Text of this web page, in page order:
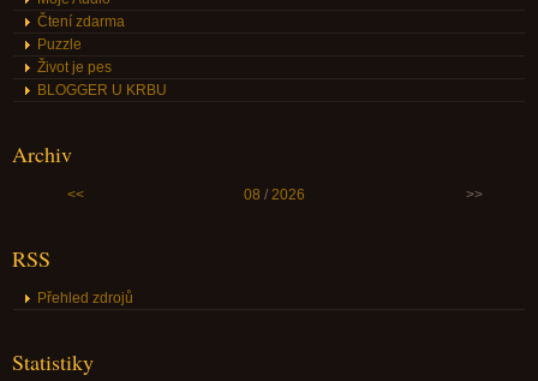
Čtení zdarma
Puzzle
Život je pes
BLOGGER U KRBU
Archiv
<< 08 / 2026 >>
RSS
Přehled zdrojů
Statistiky